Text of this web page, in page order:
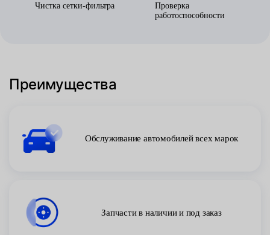
Чистка сетки-фильтра
Проверка
работоспособности
Преимущества
Обслуживание автомобилей всех марок
Запчасти в наличии и под заказ